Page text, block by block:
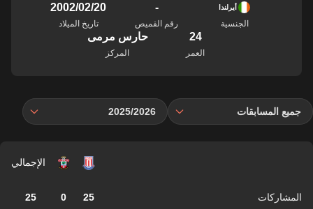
أيرلندا
الجنسية
-
رقم القميص
20‏/02‏/2002
تاريخ الميلاد
24
العمر
حارس مرمى
المركز
جميع المسابقات 2025/2026
الإجمالي
المشاركات 25
0
25